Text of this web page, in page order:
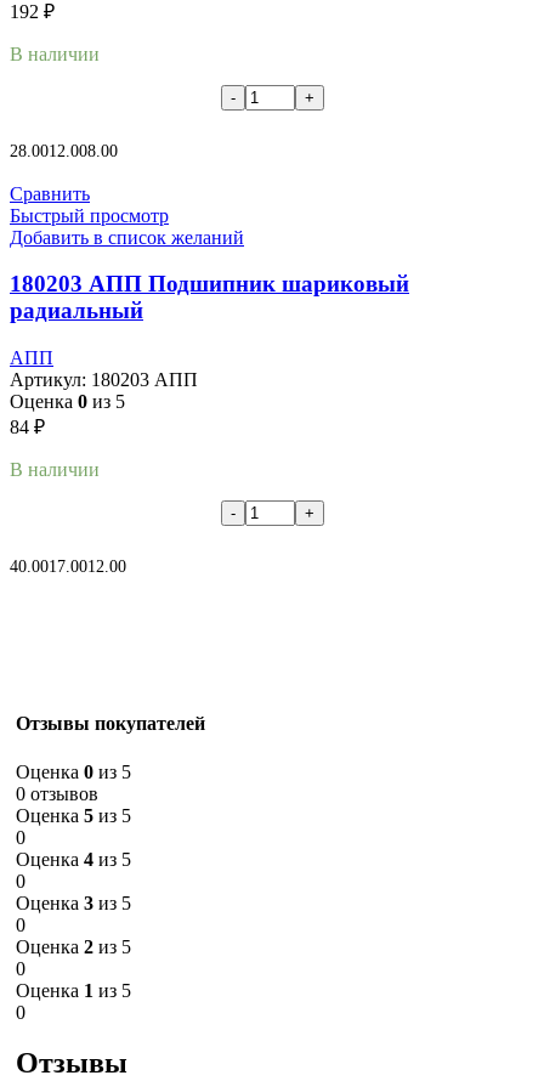
192 ₽
В наличии
28.0012.008.00
Сравнить
Быстрый просмотр
Добавить в список желаний
180203 АПП Подшипник шариковый
радиальный
АПП
Артикул: 180203 АПП
Оценка 0 из 5
84 ₽
В наличии
40.0017.0012.00
Отзывы покупателей
Оценка 0 из 5
0 отзывов
Оценка 5 из 5
0
Оценка 4 из 5
0
Оценка 3 из 5
0
Оценка 2 из 5
0
Оценка 1 из 5
0
Отзывы